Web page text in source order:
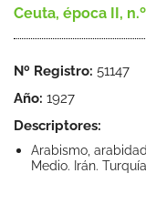
Ceuta, época II,
Nº Registro: 51147
Año: 1927
Descriptores:
Arabismo,
Medio. Irán.